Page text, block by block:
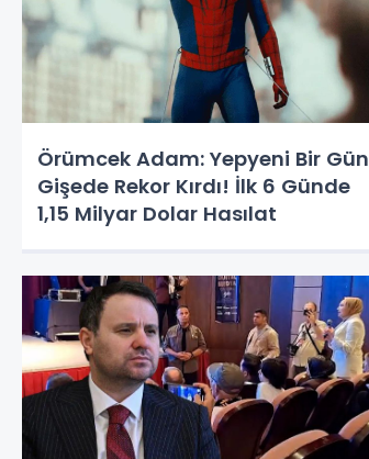
Örümcek Adam: Yepyeni Bir Gün
Gişede Rekor Kırdı! İlk 6 Günde
1,15 Milyar Dolar Hasılat